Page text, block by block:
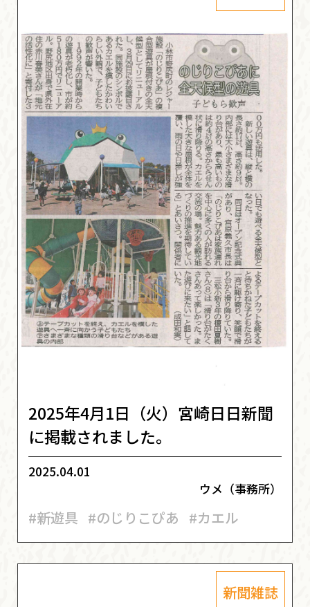
2025年4月1日（火）宮崎日日新聞
に掲載されました。
2025.04.01
ウメ（事務所）
#新遊具 #のじりこぴあ #カエル
新聞雑誌